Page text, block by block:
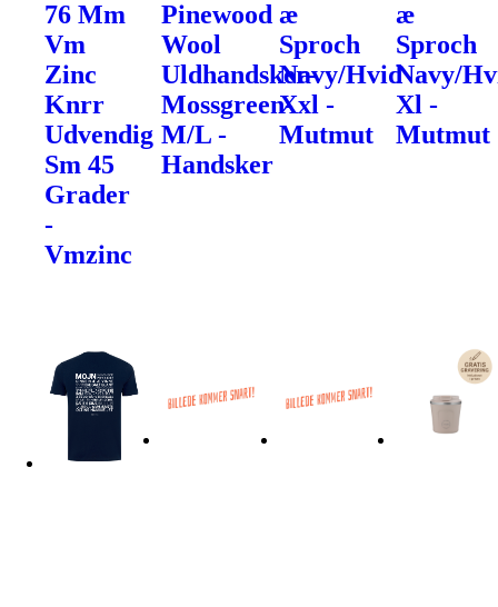
76 Mm
Vm
Zinc
Knrr
Udvendig
Sm 45
Grader
-
Vmzinc
Pinewood
Wool
Uldhandsker-
Mossgreen-
M/L -
Handsker
æ
Sproch
Navy/Hvid
Xxl -
Mutmut
æ
Sproch
Navy/
Xl -
Mutmut